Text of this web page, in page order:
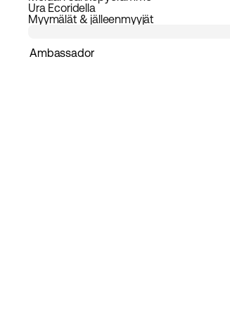
Ura Ecoridella
Myymälät & jälleenmyyjät
Ambassador